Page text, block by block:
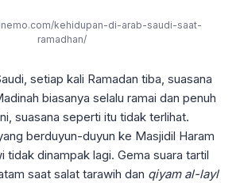
kehidupan-di-arab-saudi-saat-
ramadhan/
setiap kali Ramadan tiba, suasana
biasanya selalu ramai dan penuh
suasana seperti itu tidak terlihat.
berduyun-duyun ke Masjidil Haram
tidak dinampak lagi. Gema suara tartil
saat salat tarawih dan qiyam al-layl